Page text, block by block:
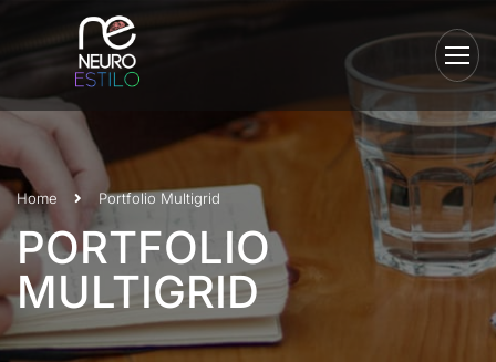
Home Portfolio Multigrid
PORTFOLIO
MULTIGRID